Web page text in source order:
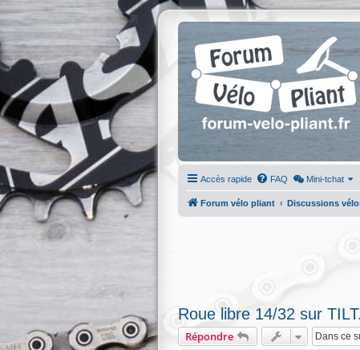
Accès rapide FAQ Mini-tchat
Forum vélo pliant Discussions
Roue libre 14/32 sur TILT.
Répondre